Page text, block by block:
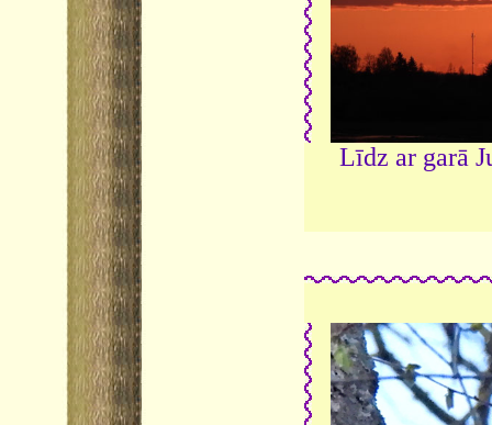
Līdz ar garā